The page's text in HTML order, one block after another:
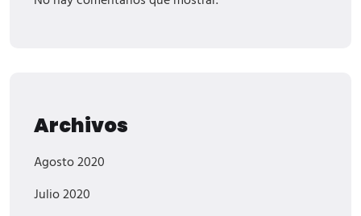
Archivos
Agosto 2020
Julio 2020